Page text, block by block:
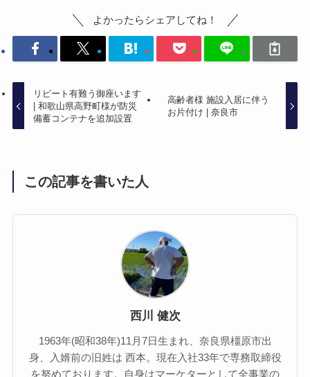
よかったらシェアしてね！
リピート有難う御座います
| 和歌山県高野町様が防災
備蓄コンテナを追加設置
高齢者様 施設入居に伴う
お片付け | 奈良市
この記事を書いた人
西川 健次
1963年(昭和38年)11月7日生まれ、奈良県橿原市出
身、入婿前の旧姓は 西本。現在入社33年で専務取締役
を努めております。自身はマーケターとして全事業の